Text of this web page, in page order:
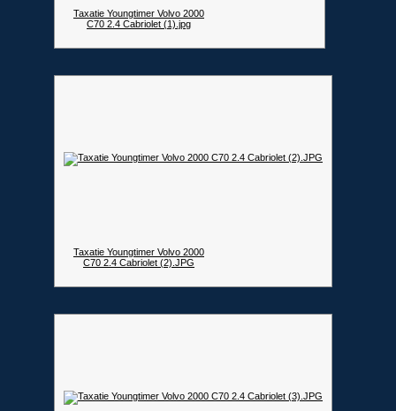
Taxatie Youngtimer Volvo 2000
C70 2.4 Cabriolet (1).jpg
Taxatie Youngtimer Volvo 2000
C70 2.4 Cabriolet (2).JPG